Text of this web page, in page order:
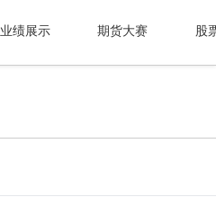
业绩展示 期货大赛 股